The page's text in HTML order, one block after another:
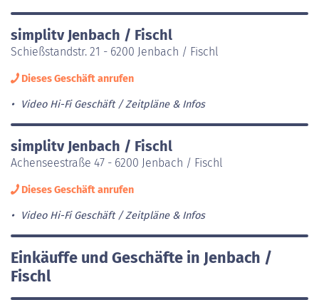
simplitv Jenbach / Fischl
Schießstandstr. 21 - 6200 Jenbach / Fischl
Dieses Geschäft anrufen
Video Hi-Fi Geschäft Zeitpläne & Infos
simplitv Jenbach / Fischl
Achenseestraße 47 - 6200 Jenbach / Fischl
Dieses Geschäft anrufen
Video Hi-Fi Geschäft Zeitpläne & Infos
Einkäuffe und Geschäfte in Jenbach /
Fischl